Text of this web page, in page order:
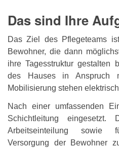
Das sind Ihre
Das Ziel des Pflegeteams
Bewohner, die dann
ihre Tagesstruktur gestalten
des Hauses in Anspruch
Mobilisierung stehen
Nach einer umfassenden
Schichtleitung
Arbeitseinteilung sowie
Versorgung der Bewohner